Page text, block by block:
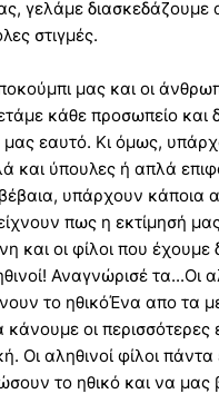
γελάμε διασκεδάζουμε
στιγμές.
μας και οι
κάθε προσωπείο και
εαυτό. Κι όμως,
και ύπουλες ή απλά
υπάρχουν κάποια
πως η εκτίμησή
και οι φίλοι που έχουμε
Αναγνώρισέ τα...Οι
το ηθικόΈνα απο τα
οι περισσότερες
Οι αληθινοί φίλοι πάντα
το ηθικό και να μας